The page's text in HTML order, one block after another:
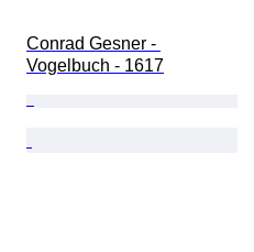
Conrad Gesner -
Vogelbuch - 1617